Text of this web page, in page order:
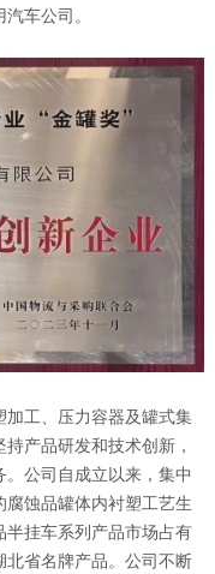
车公司。
工、压力容器及罐式集
产品研发和技术创新，
公司自成立以来，集中
蚀品罐体内衬塑工艺生
挂车系列产品市场占有
省名牌产品。公司不断